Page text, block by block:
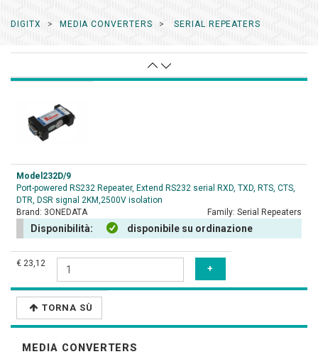
DIGITX MEDIA CONVERTERS SERIAL REPEATERS
Model232D/9
Port-powered RS232 Repeater, Extend RS232 serial RXD, TXD, RTS, CTS,
DTR, DSR signal 2KM,2500V isolation
Brand: 3ONEDATA Family: Serial Repeaters
Disponibilità: disponibile su ordinazione
€ 23,12
TORNA SÙ
MEDIA CONVERTERS